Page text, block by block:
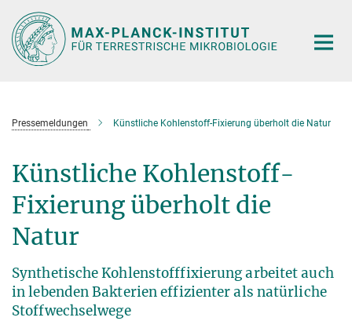
Hauptinhalt
Pressemeldungen Künstliche Kohlenstoff-Fixierung überholt die Natur
Künstliche Kohlenstoff-
Fixierung überholt die
Natur
Synthetische Kohlenstofffixierung arbeitet auch
in lebenden Bakterien effizienter als natürliche
Stoffwechselwege